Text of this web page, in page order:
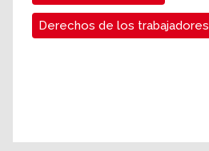
Derechos de los trabajadores